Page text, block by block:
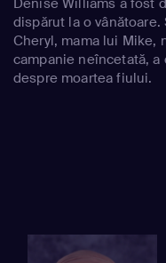
Denise Williams a fost
dispărut la o
Cheryl, mama lui Mike,
campanie neîncetată,
despre moartea fiului.